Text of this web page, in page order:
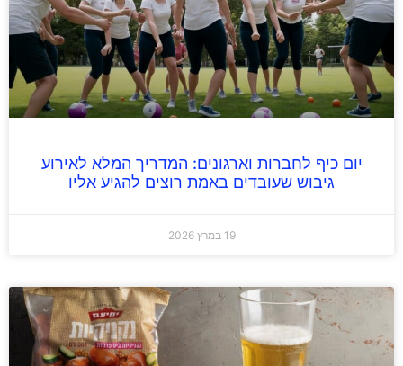
יום כיף לחברות וארגונים: המדריך המלא לאירוע
גיבוש שעובדים באמת רוצים להגיע אליו